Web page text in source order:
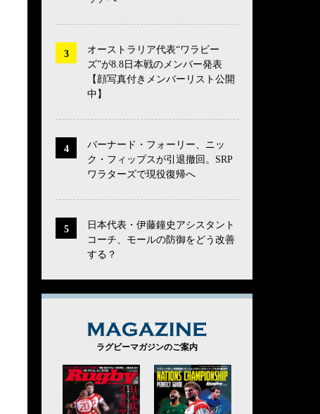
オーストラリア代表“ワラビー
ズ”が8.8日本戦のメンバー発表
【顔写真付きメンバーリスト公開
中】
バーナード・フォーリー、ニッ
ク・フィップスが引退撤回。SRP
ワラターズで現役復帰へ
日本代表・伊藤鐘史アシスタント
コーチ、モールの防御をどう改善
する？
ラグビーマガジンのご案内